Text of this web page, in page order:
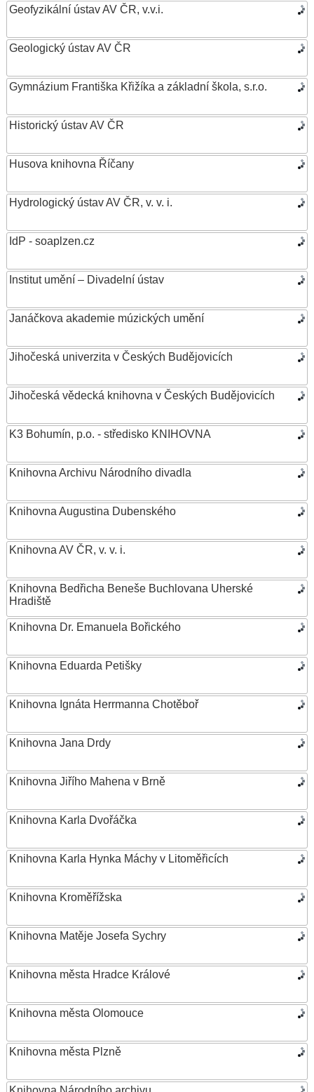
Geofyzikální ústav AV ČR, v.v.i.
Geologický ústav AV ČR
Gymnázium Františka Křižíka a základní škola, s.r.o.
Historický ústav AV ČR
Husova knihovna Říčany
Hydrologický ústav AV ČR, v. v. i.
IdP - soaplzen.cz
Institut umění – Divadelní ústav
Janáčkova akademie múzických umění
Jihočeská univerzita v Českých Budějovicích
Jihočeská vědecká knihovna v Českých Budějovicích
K3 Bohumín, p.o. - středisko KNIHOVNA
Knihovna Archivu Národního divadla
Knihovna Augustina Dubenského
Knihovna AV ČR, v. v. i.
Knihovna Bedřicha Beneše Buchlovana Uherské
Hradiště
Knihovna Dr. Emanuela Bořického
Knihovna Eduarda Petišky
Knihovna Ignáta Herrmanna Chotěboř
Knihovna Jana Drdy
Knihovna Jiřího Mahena v Brně
Knihovna Karla Dvořáčka
Knihovna Karla Hynka Máchy v Litoměřicích
Knihovna Kroměřížska
Knihovna Matěje Josefa Sychry
Knihovna města Hradce Králové
Knihovna města Olomouce
Knihovna města Plzně